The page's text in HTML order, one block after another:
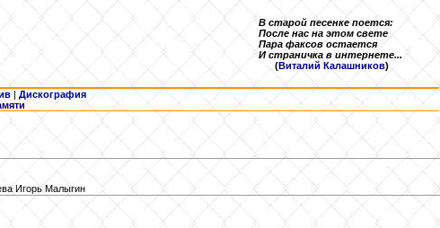
В старой песенке поется:
После нас на этом свете
Пара факсов остается
И страничка в интернете...
(Виталий Калашников)
| Дискография
Игорь Малыгин